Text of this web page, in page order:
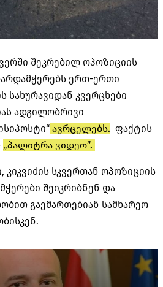
შეკრებილ ოპოზიციის
ერთ-ერთი
სახურავიდან კვერცხები
ადგილობრივი
ავრცელებს. ფაქტის
„პალიტრა ვიდეო”.
კიკვიძის სკვერთან ოპოზიციის
შეიკრიბნენ და
გაემართებიან სამხარეო